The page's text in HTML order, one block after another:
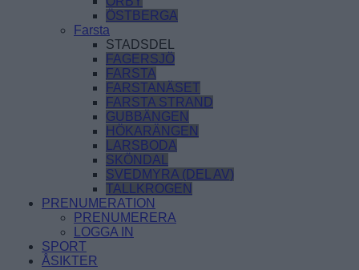
ÖSTBERGA
Farsta
STADSDEL
FAGERSJÖ
FARSTA
FARSTANÄSET
FARSTA STRAND
GUBBÄNGEN
HÖKARÄNGEN
LARSBODA
SKÖNDAL
SVEDMYRA (DEL AV)
TALLKROGEN
PRENUMERATION
PRENUMERERA
LOGGA IN
SPORT
ÅSIKTER